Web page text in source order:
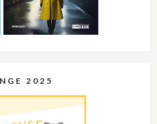
2025